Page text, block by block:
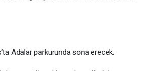
Adalar parkurunda sona erecek.